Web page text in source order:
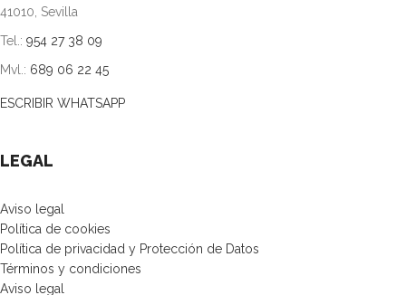
41010, Sevilla
Tel.: 954 27 38 09
Mvl.: 689 06 22 45
ESCRIBIR WHATSAPP
LEGAL
Aviso legal
Política de cookies
Política de privacidad y Protección de Datos
Términos y condiciones
Aviso legal